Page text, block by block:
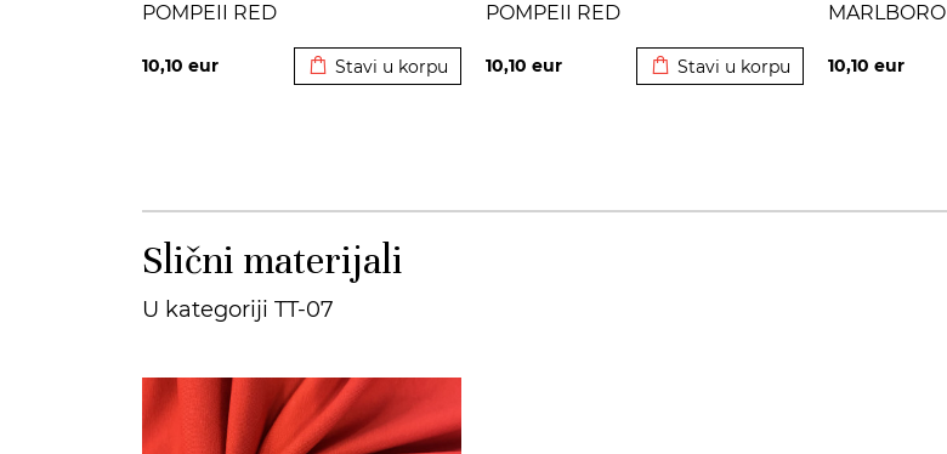
POMPEII RED
10,10 eur Stavi u korpu
POMPEII RED
10,10 eur Stavi u korpu
MARLBORO
10,10 eur
Slični materijali
U kategoriji TT-07